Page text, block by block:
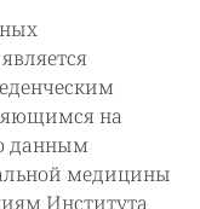
на
данным
медицины
Института